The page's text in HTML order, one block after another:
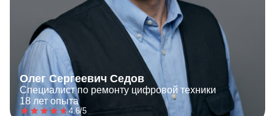
Олег Сергеевич Седов
Специалист по ремонту цифровой техники
18 лет опыта
4.6/5